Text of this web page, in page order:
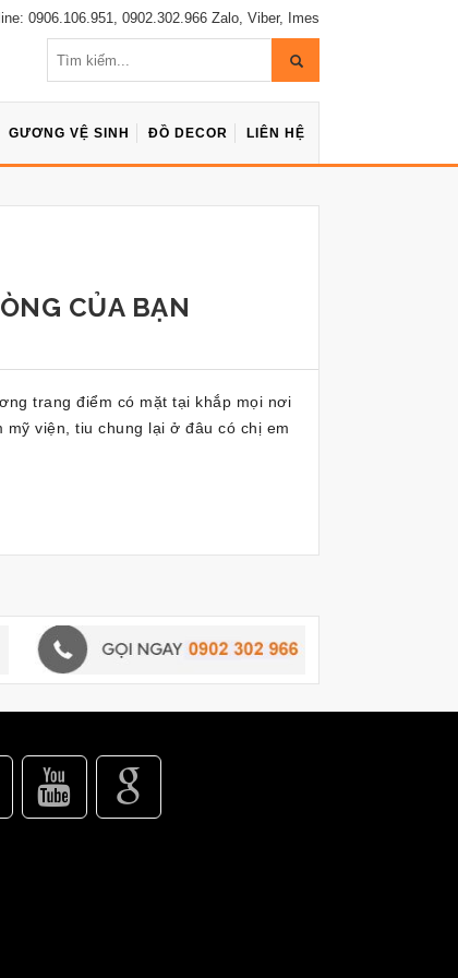
0906.106.951, 0902.302.966 Zalo, Viber, Imes
GƯƠNG VỆ SINH ĐỒ DECOR LIÊN HỆ
CỦA BẠN
trang điểm có mặt tại khắp mọi nơi
viện, tiu chung lại ở đâu có chị em